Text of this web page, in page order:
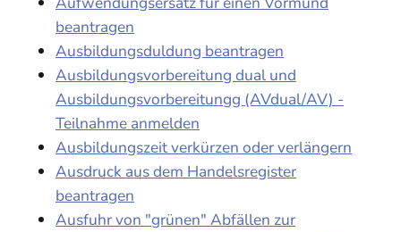
beantragen
Ausbildungsduldung beantragen
Ausbildungsvorbereitung dual und
Ausbildungsvorbereitungg (AVdual/AV) -
Teilnahme anmelden
Ausbildungszeit verkürzen oder verlängern
Ausdruck aus dem Handelsregister
beantragen
Ausfuhr von "grünen" Abfällen zur